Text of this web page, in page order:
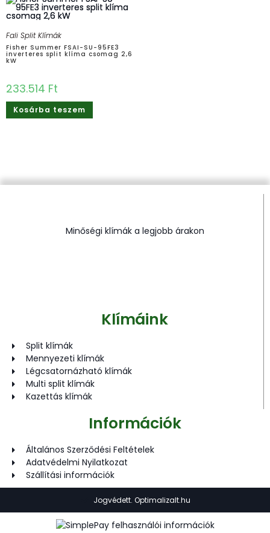
Fali Split Klímák
Fisher Summer FSAI-SU-95FE3
inverteres split klíma csomag 2,6
kW
233.514 Ft
Kosárba teszem
Minőségi klímák a legjobb árakon
Klímáink
Split klímák
Mennyezeti klímák
Légcsatornázható klímák
Multi split klímák
Kazettás klímák
Információk
Általános Szerződési Feltételek
Adatvédelmi Nyilatkozat
Szállítási információk
Jogvédett. Optimalizalt.hu